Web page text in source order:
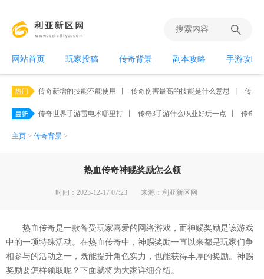
网站首页 玩家投稿 传奇背景 副本攻略 手游攻略
传奇新增的技能不能使用 传奇伤害最高的技能是什么意思 传奇
传奇世界手游雷电术哪里打 传奇3手游什么职业好玩一点 传奇手
主页 > 传奇背景 >
热血传奇神赐奖励怎么领
时间：2023-12-17 07:23 来源：利亚新区网
热血传奇是一款备受玩家喜爱的网络游戏，而神赐奖励是该游戏
中的一项特殊活动。在热血传奇中，神赐奖励一直以来都是玩家们争
相参与的活动之一，既能提升角色实力，也能获得丰厚的奖励。神赐
奖励要怎样领取呢？下面就将为大家详细介绍。